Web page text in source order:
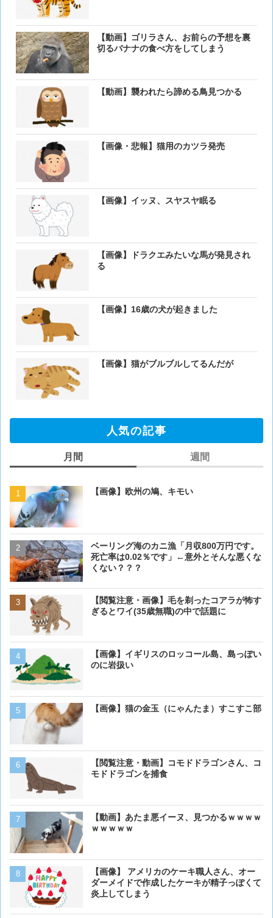
【動画】ゴリラさん、お前らの予想を裏
切るバナナの食べ方をしてしまう
【動画】襲われたら諦める鳥見つかる
【画像・悲報】猫用のカツラ発売
【画像】イッヌ、スヤスヤ眠る
【画像】ドラクエみたいな馬が発見され
る
【画像】16歳の犬が起きました
【画像】猫がブルブルしてるんだが
人気の記事
月間
【画像】欧州の鳩、キモい
ベーリング海のカニ漁「月収800万円です。
死亡率は0.02％です」←意外とそんな悪くな
くない？？？
【閲覧注意・画像】毛を剃ったコアラが怖す
ぎるとワイ(35歳無職)の中で話題に
【画像】イギリスのロッコール島、島っぽい
のに岩扱い
【画像】猫の金玉（にゃんたま）すこすこ部
【閲覧注意・動画】コモドドラゴンさん、コ
モドドラゴンを捕食
【動画】あたま悪イーヌ、見つかるｗｗｗｗ
ｗｗｗｗｗ
【画像】 アメリカのケーキ職人さん、オー
ダーメイドで作成したケーキが精子っぽくて
炎上してしまう
週間
【画像】欧州の鳩、キモい
【閲覧注意・画像】毛を剃
ぎるとワイ(35歳無職)の中
【画像大量！】イッヌさん
も上手い
【画像】 アメリカのケー
【動画】男性、ロバにちょ
【動画】虎さん、飼い慣
を失う
【画像】イッヌさん、アホ
犬って普段何考えてるの？